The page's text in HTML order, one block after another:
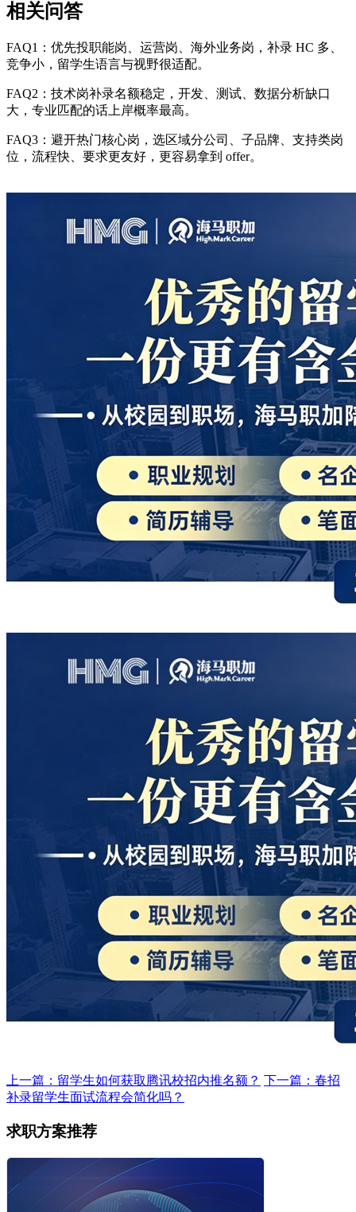
相关问答
FAQ1：优先投职能岗、运营岗、海外业务岗，补录 HC 多、
竞争小，留学生语言与视野很适配。
FAQ2：技术岗补录名额稳定，开发、测试、数据分析缺口
大，专业匹配的话上岸概率最高。
FAQ3：避开热门核心岗，选区域分公司、子品牌、支持类岗
位，流程快、要求更友好，更容易拿到 offer。
上一篇：留学生如何获取腾讯校招内推名额？ 下一篇：春招
补录留学生面试流程会简化吗？
求职方案推荐